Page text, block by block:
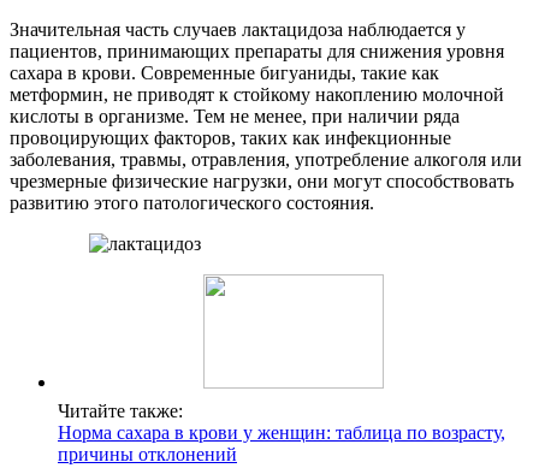
Значительная часть случаев лактацидоза наблюдается у
пациентов, принимающих препараты для снижения уровня
сахара в крови. Современные бигуаниды, такие как
метформин, не приводят к стойкому накоплению молочной
кислоты в организме. Тем не менее, при наличии ряда
провоцирующих факторов, таких как инфекционные
заболевания, травмы, отравления, употребление алкоголя или
чрезмерные физические нагрузки, они могут способствовать
развитию этого патологического состояния.
Читайте также:
Норма сахара в крови у женщин: таблица по возрасту,
причины отклонений